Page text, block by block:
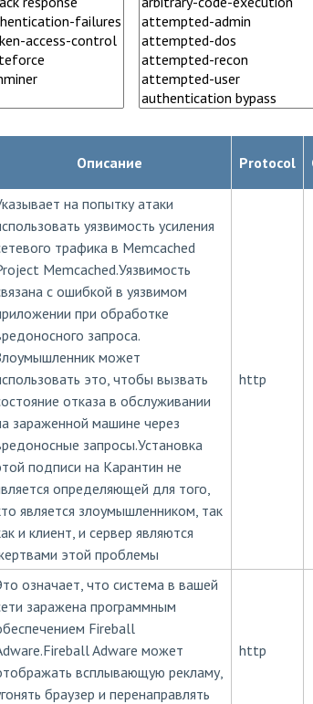
Описание Protocol
на попытку атаки
уязвимость усиления
трафика в Memcached
Memcached.Уязвимость
с ошибкой в уязвимом
при обработке
запроса.
может
это, чтобы вызвать
отказа в обслуживании
зараженной машине через
запросы.Установка
подписи на Карантин не
определяющей для того,
является злоумышленником, так
и клиент, и сервер являются
этой проблемы
http
означает, что система в вашей
заражена программным
Fireball
Adware может
всплывающую рекламу,
браузер и перенаправлять
http